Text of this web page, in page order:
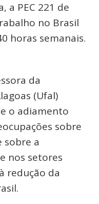
a PEC 221 de
no Brasil
horas semanais.
da
(Ufal)
o adiamento
sobre
sobre a
nos setores
redução da